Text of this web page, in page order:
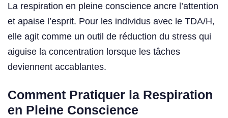
La respiration en pleine conscience ancre l’attention
et apaise l’esprit. Pour les individus avec le TDA/H,
elle agit comme un outil de réduction du stress qui
aiguise la concentration lorsque les tâches
deviennent accablantes.
Comment Pratiquer la Respiration
en Pleine Conscience